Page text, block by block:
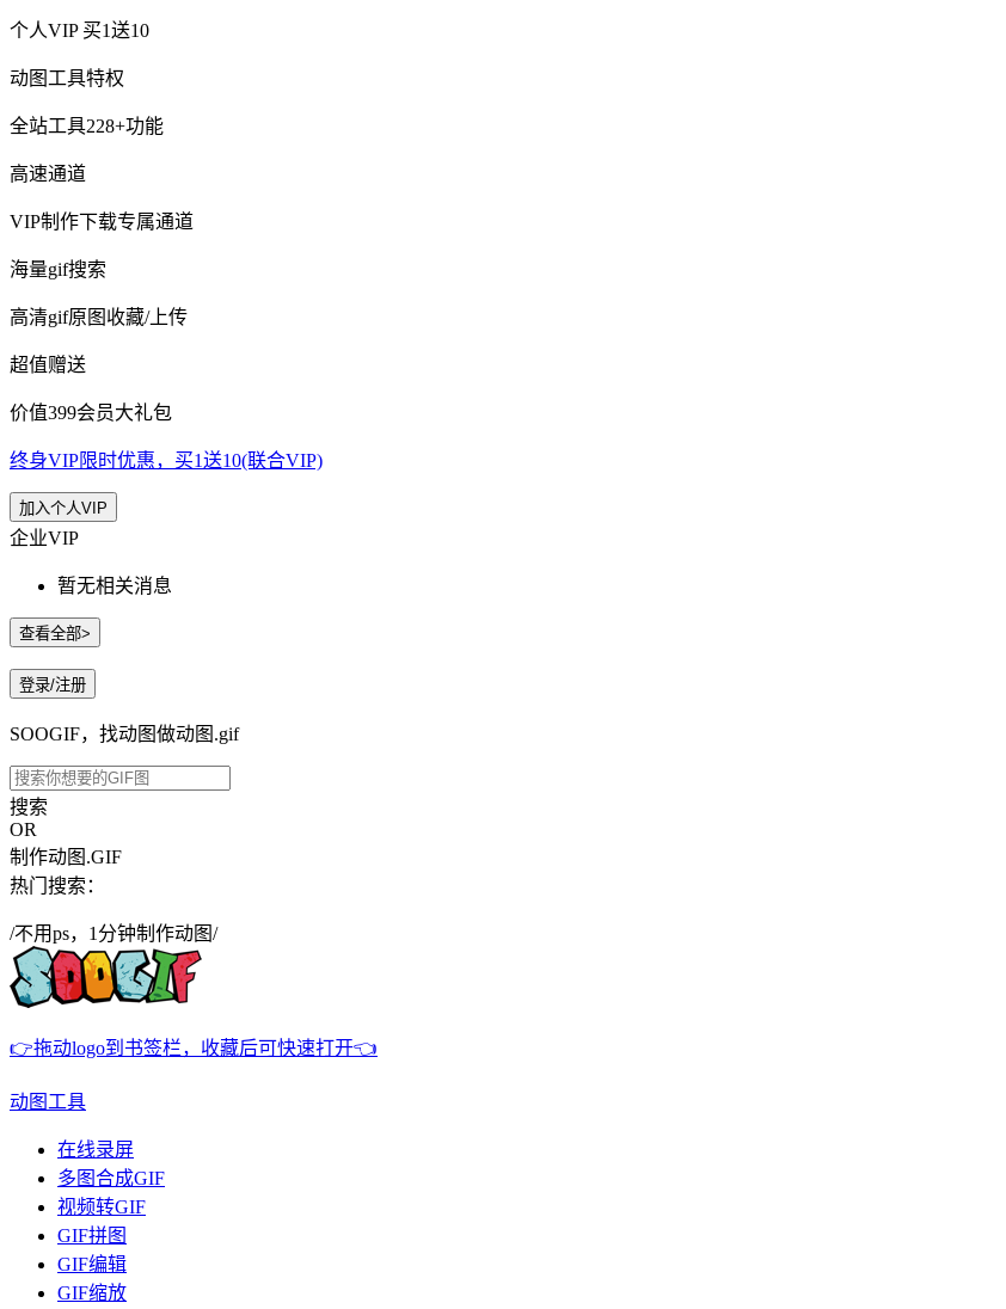
个人VIP 买1送10
动图工具特权
全站工具228+功能
高速通道
VIP制作下载专属通道
海量gif搜索
高清gif原图收藏/上传
超值赠送
价值399会员大礼包
终身VIP限时优惠，买1送10(联合VIP)
加入个人VIP
企业VIP
暂无相关消息
查看全部>
登录/注册
SOOGIF，找动图做动图.gif
搜索
OR
制作动图.GIF
热门搜索：
/不用ps，1分钟制作动图/
👉拖动logo到书签栏，收藏后可快速打开👈
动图工具
在线录屏
多图合成GIF
视频转GIF
GIF拼图
GIF编辑
GIF缩放